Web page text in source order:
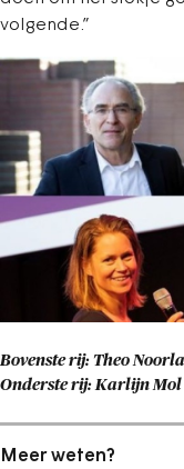
volgende.”
Bovenste rij: Theo
Onderste rij: Karlijn
Meer weten?